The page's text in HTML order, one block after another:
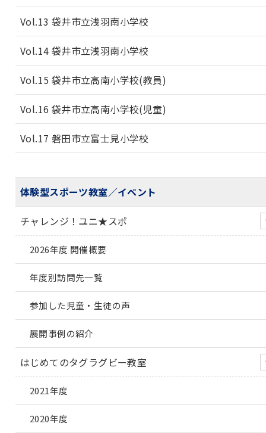
Vol.13 袋井市立浅羽南小学校
Vol.14 袋井市立浅羽南小学校
Vol.15 袋井市立高南小学校(教員)
Vol.16 袋井市立高南小学校(児童)
Vol.17 磐田市立富士見小学校
体験型スポーツ教室／イベント
チャレンジ！ユニ★スポ
2026年度 開催概要
年度別訪問先一覧
参加した児童・生徒の声
展開事例の紹介
はじめてのタグラグビー教室
2021年度
2020年度